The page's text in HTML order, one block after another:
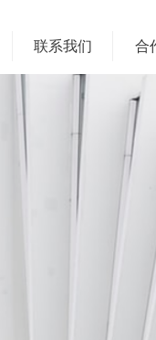
联系我们 合